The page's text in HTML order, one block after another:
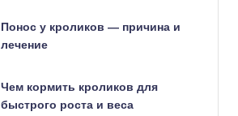
Понос у кроликов — причина и
лечение
Чем кормить кроликов для
быстрого роста и веса